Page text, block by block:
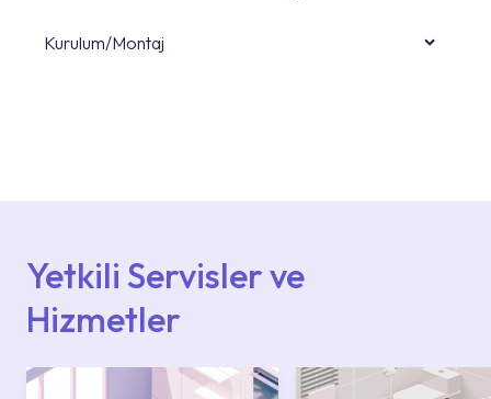
Kurulum/Montaj
Yetkili Servisler ve
Hizmetler